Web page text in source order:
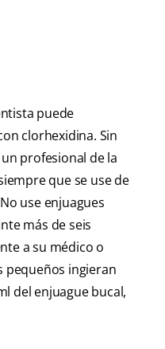
puede
clorhexidina. Sin
profesional de la
que se use de
use enjuagues
más de seis
a su médico o
pequeños ingieran
del enjuague bucal,